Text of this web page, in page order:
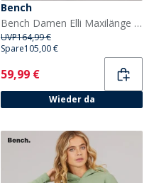
Bench
Bench Damen Elli Maxilänge Wasserdichte Jacke Schwarz
UVP164,99 €
Spare105,00 €
Current
59,99 €
Wieder da